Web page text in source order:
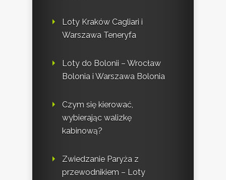
Loty Kraków Cagliari i
Warszawa Teneryfa
Loty do Bolonii – Wrocław
Bolonia i Warszawa Bolonia
Czym się kierować,
wybierając walizkę
kabinową?
Zwiedzanie Paryża z
przewodnikiem – Loty